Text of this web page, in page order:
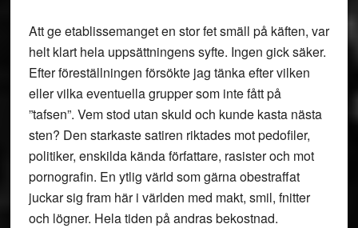
Att ge etablissemanget en stor fet smäll på käften, var
helt klart hela uppsättningens syfte. Ingen gick säker.
Efter föreställningen försökte jag tänka efter vilken
eller vilka eventuella grupper som inte fått på
”tafsen”. Vem stod utan skuld och kunde kasta nästa
sten? Den starkaste satiren riktades mot pedofiler,
politiker, enskilda kända författare, rasister och mot
pornografin. En ytlig värld som gärna obestraffat
juckar sig fram här i världen med makt, smil, fnitter
och lögner. Hela tiden på andras bekostnad.